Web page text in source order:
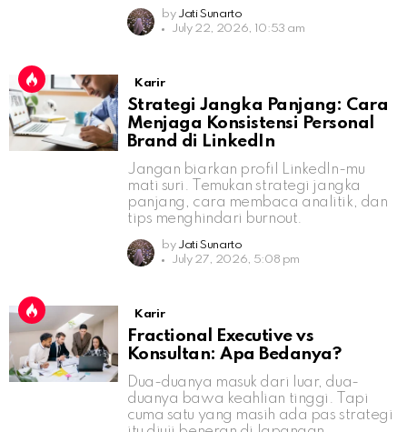
by Jati Sunarto
July 22, 2026, 10:53 am
Karir
Strategi Jangka Panjang: Cara
Menjaga Konsistensi Personal
Brand di LinkedIn
Jangan biarkan profil LinkedIn-mu
mati suri. Temukan strategi jangka
panjang, cara membaca analitik, dan
tips menghindari burnout.
by Jati Sunarto
July 27, 2026, 5:08 pm
Karir
Fractional Executive vs
Konsultan: Apa Bedanya?
Dua-duanya masuk dari luar, dua-
duanya bawa keahlian tinggi. Tapi
cuma satu yang masih ada pas strategi